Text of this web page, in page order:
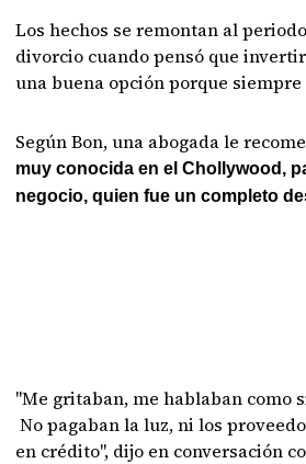
Los hechos se remontan al
divorcio cuando pensó que
una buena opción porque
Según Bon, una abogada le
muy conocida en el Chollywood,
negocio, quien fue un completo
"Me gritaban, me hablaban como
No pagaban la luz, ni los
en crédito", dijo en conversación